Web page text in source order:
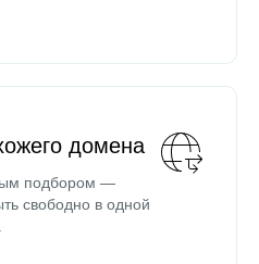
домена
подбором —
свободно в одной